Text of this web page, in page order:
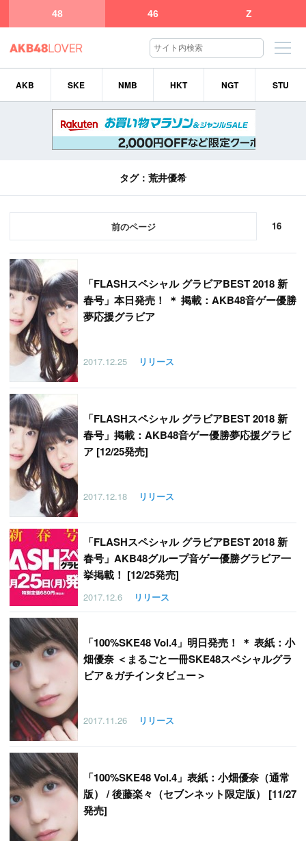
48 46 Z
AKB SKE NMB HKT NGT STU
タグ：荒井優希
前 16
「FLASHスペシャル グラビアBEST 2018 新
春号」本日発売！ ＊ 掲載：AKB48音ゲー優勝
夢応援グラビア
2017.12.25 リリース
「FLASHスペシャル グラビアBEST 2018 新
春号」掲載：AKB48音ゲー優勝夢応援グラビ
ア [12/25発売]
2017.12.18 リリース
「FLASHスペシャル グラビアBEST 2018 新
春号」AKB48グループ音ゲー優勝グラビア一
挙掲載！ [12/25発売]
2017.12.6 リリース
「100%SKE48 Vol.4」明日発売！ ＊ 表紙：小
畑優奈 ＜まるごと一冊SKE48スペシャルグラ
ビア＆ガチインタビュー＞
2017.11.26 リリース
「100%SKE48 Vol.4」表紙：小畑優奈（通常
版） / 後藤楽々（セブンネット限定版） [11/27
発売]